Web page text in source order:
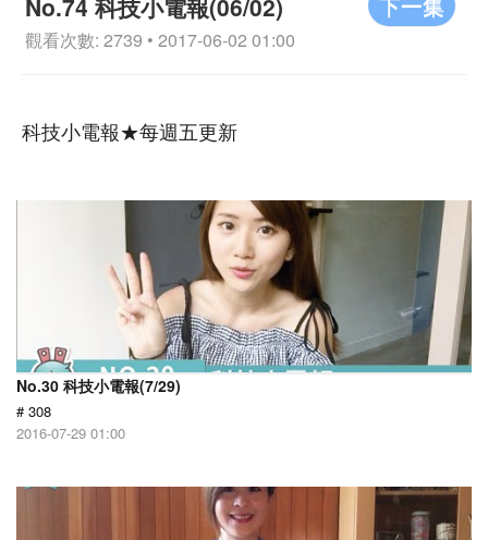
No.74 科技小電報(06/02)
觀看次數: 2739 • 2017-06-02 01:00
科技小電報★每週五更新
No.30 科技小電報(7/29)
# 308
2016-07-29 01:00